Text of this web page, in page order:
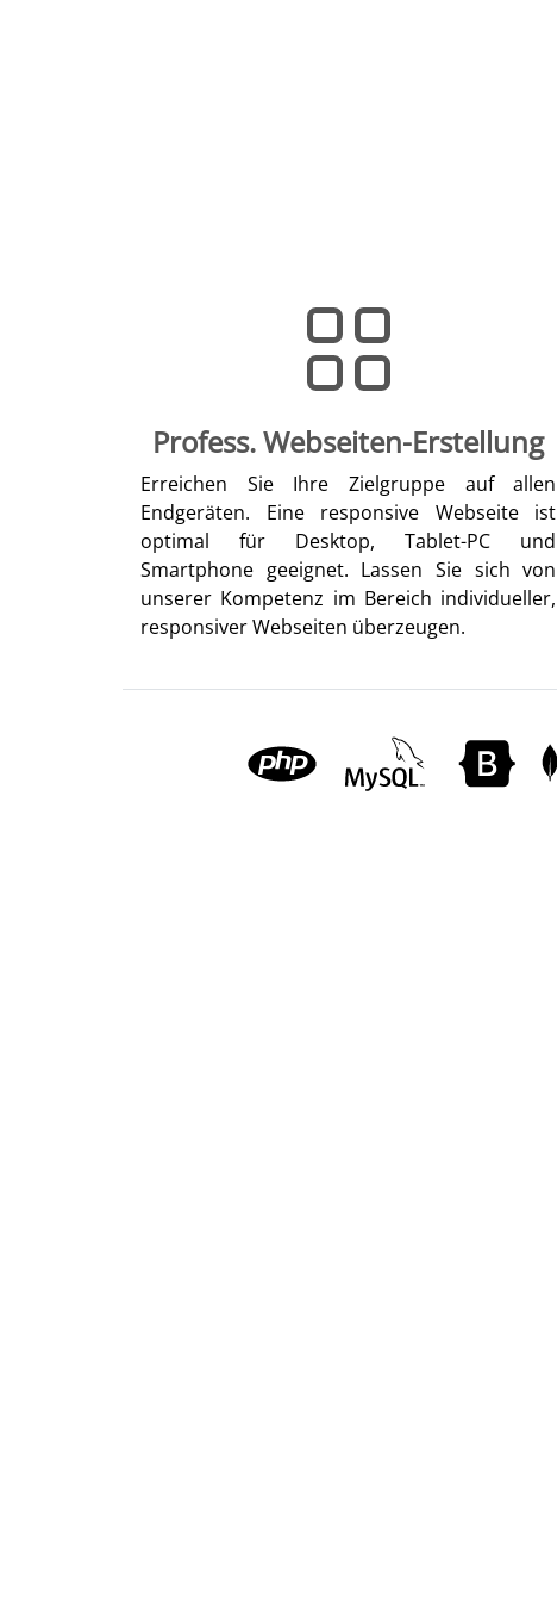
Profess. Webseiten-Erstellung
Erreichen Sie Ihre Zielgruppe auf allen
Endgeräten. Eine responsive Webseite ist
optimal für Desktop, Tablet-PC und
Smartphone geeignet. Lassen Sie sich von
unserer Kompetenz im Bereich individueller,
responsiver Webseiten überzeugen.